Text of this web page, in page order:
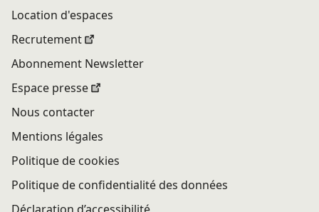
Location d'espaces
Recrutement
Abonnement Newsletter
Espace presse
Nous contacter
Mentions légales
Politique de cookies
Politique de confidentialité des données